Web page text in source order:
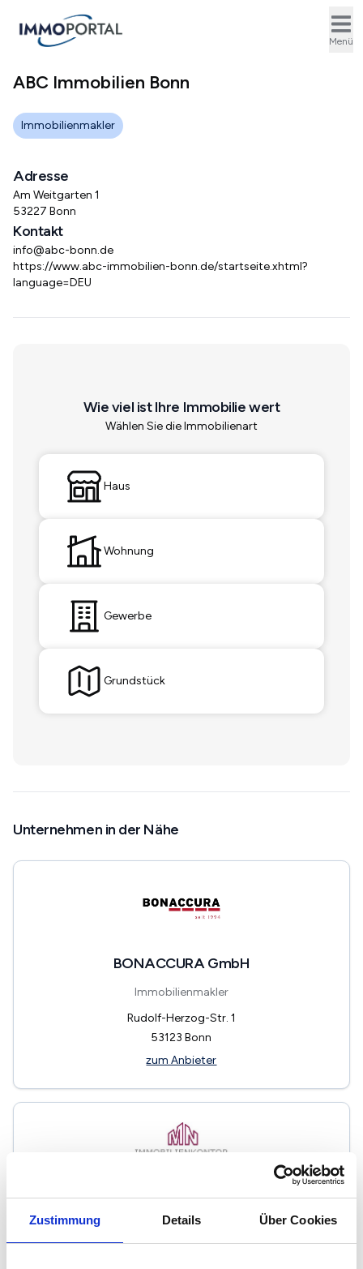
Zustimmung Details Über Cookies
Menü
ABC Immobilien Bonn
Immobilienmakler
Adresse
Am Weitgarten 1
53227 Bonn
Kontakt
info@abc-bonn.de
https://www.abc-immobilien-bonn.de/startseite.xhtml?
language=DEU
Wie viel ist Ihre Immobilie wert
Wählen Sie die Immobilienart
Haus
Wohnung
Gewerbe
Grundstück
Unternehmen in der Nähe
BONACCURA GmbH
Immobilienmakler
Rudolf-Herzog-Str. 1
53123 Bonn
zum Anbieter